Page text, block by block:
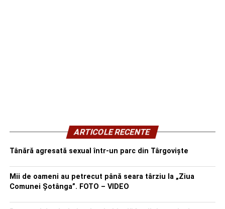
ARTICOLE RECENTE
Tânără agresată sexual într-un parc din Târgoviște
Mii de oameni au petrecut până seara târziu la „Ziua
Comunei Șotânga”. FOTO – VIDEO